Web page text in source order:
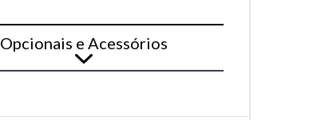
Opcionais e Acessórios